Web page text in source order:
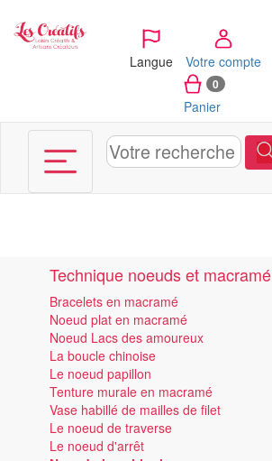
Langue Votre compte
0
Panier
Technique noeuds et macramé
Bracelets en macramé
Noeud plat en macramé
Noeud Lacs des amoureux
La boucle chinoise
Le noeud papillon
Tenture murale en macramé
Vase habillé de mailles de filet
Le noeud de traverse
Le noeud d'arrêt